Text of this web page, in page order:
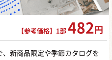
【参考価格】1部 482 円
新商品限定や季節カタログを